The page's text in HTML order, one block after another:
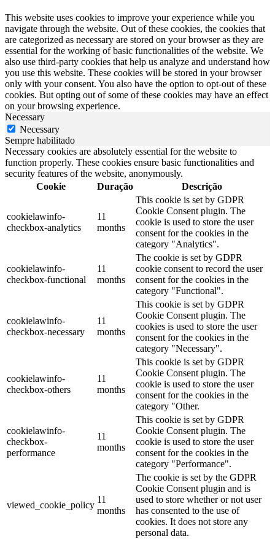
This website uses cookies to improve your experience while you
navigate through the website. Out of these cookies, the cookies that
are categorized as necessary are stored on your browser as they are
essential for the working of basic functionalities of the website. We
also use third-party cookies that help us analyze and understand how
you use this website. These cookies will be stored in your browser
only with your consent. You also have the option to opt-out of these
cookies. But opting out of some of these cookies may have an effect
on your browsing experience.
Necessary
Necessary
Sempre habilitado
Necessary cookies are absolutely essential for the website to
function properly. These cookies ensure basic functionalities and
security features of the website, anonymously.
Cookie
Duração Descrição
cookielawinfo-
checkbox-analytics
11
months
This cookie is set by GDPR
Cookie Consent plugin. The
cookie is used to store the user
consent for the cookies in the
category "Analytics".
cookielawinfo-
checkbox-functional
11
months
The cookie is set by GDPR
cookie consent to record the user
consent for the cookies in the
category "Functional".
cookielawinfo-
checkbox-necessary
11
months
This cookie is set by GDPR
Cookie Consent plugin. The
cookies is used to store the user
consent for the cookies in the
category "Necessary".
cookielawinfo-
checkbox-others
11
months
This cookie is set by GDPR
Cookie Consent plugin. The
cookie is used to store the user
consent for the cookies in the
category "Other.
cookielawinfo-
checkbox-
performance
11
months
This cookie is set by GDPR
Cookie Consent plugin. The
cookie is used to store the user
consent for the cookies in the
category "Performance".
viewed_cookie_policy
11
months
The cookie is set by the GDPR
Cookie Consent plugin and is
used to store whether or not user
has consented to the use of
cookies. It does not store any
personal data.